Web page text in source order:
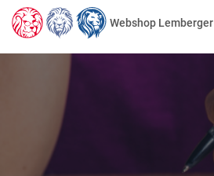
Webshop Lemberger